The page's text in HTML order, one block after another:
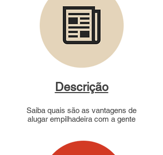
Descrição
Saiba quais são as vantagens de
alugar empilhadeira com a gente